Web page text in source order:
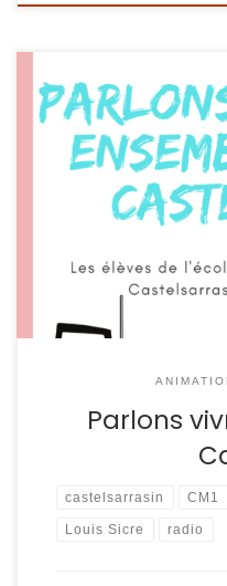
Les CM1 au théâtre –
CM1 continue le débat
les filles et les garçons.
d’un garçon ? Une fille
émission plongez dans
Parlons
castelsarrasin CM1
Louis Sicre radio